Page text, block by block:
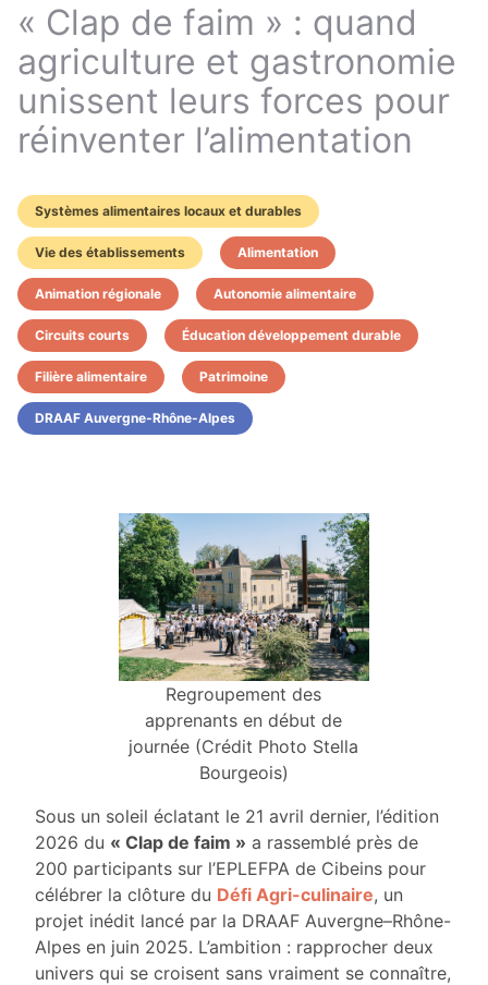
« Clap de faim » : quand
agriculture et gastronomie
unissent leurs forces pour
réinventer l’alimentation
Systèmes alimentaires locaux et durables
Vie des établissements Alimentation
Animation régionale Autonomie alimentaire
Circuits courts Éducation développement durable
Filière alimentaire Patrimoine
DRAAF Auvergne-Rhône-Alpes
Regroupement des
apprenants en début de
journée (Crédit Photo Stella
Bourgeois)
Sous un soleil éclatant le 21 avril dernier, l’édition
2026 du « Clap de faim » a rassemblé près de
200 participants sur l’EPLEFPA de Cibeins pour
célébrer la clôture du Défi Agri-culinaire, un
projet inédit lancé par la DRAAF Auvergne–Rhône-
Alpes en juin 2025. L’ambition : rapprocher deux
univers qui se croisent sans vraiment se connaître,